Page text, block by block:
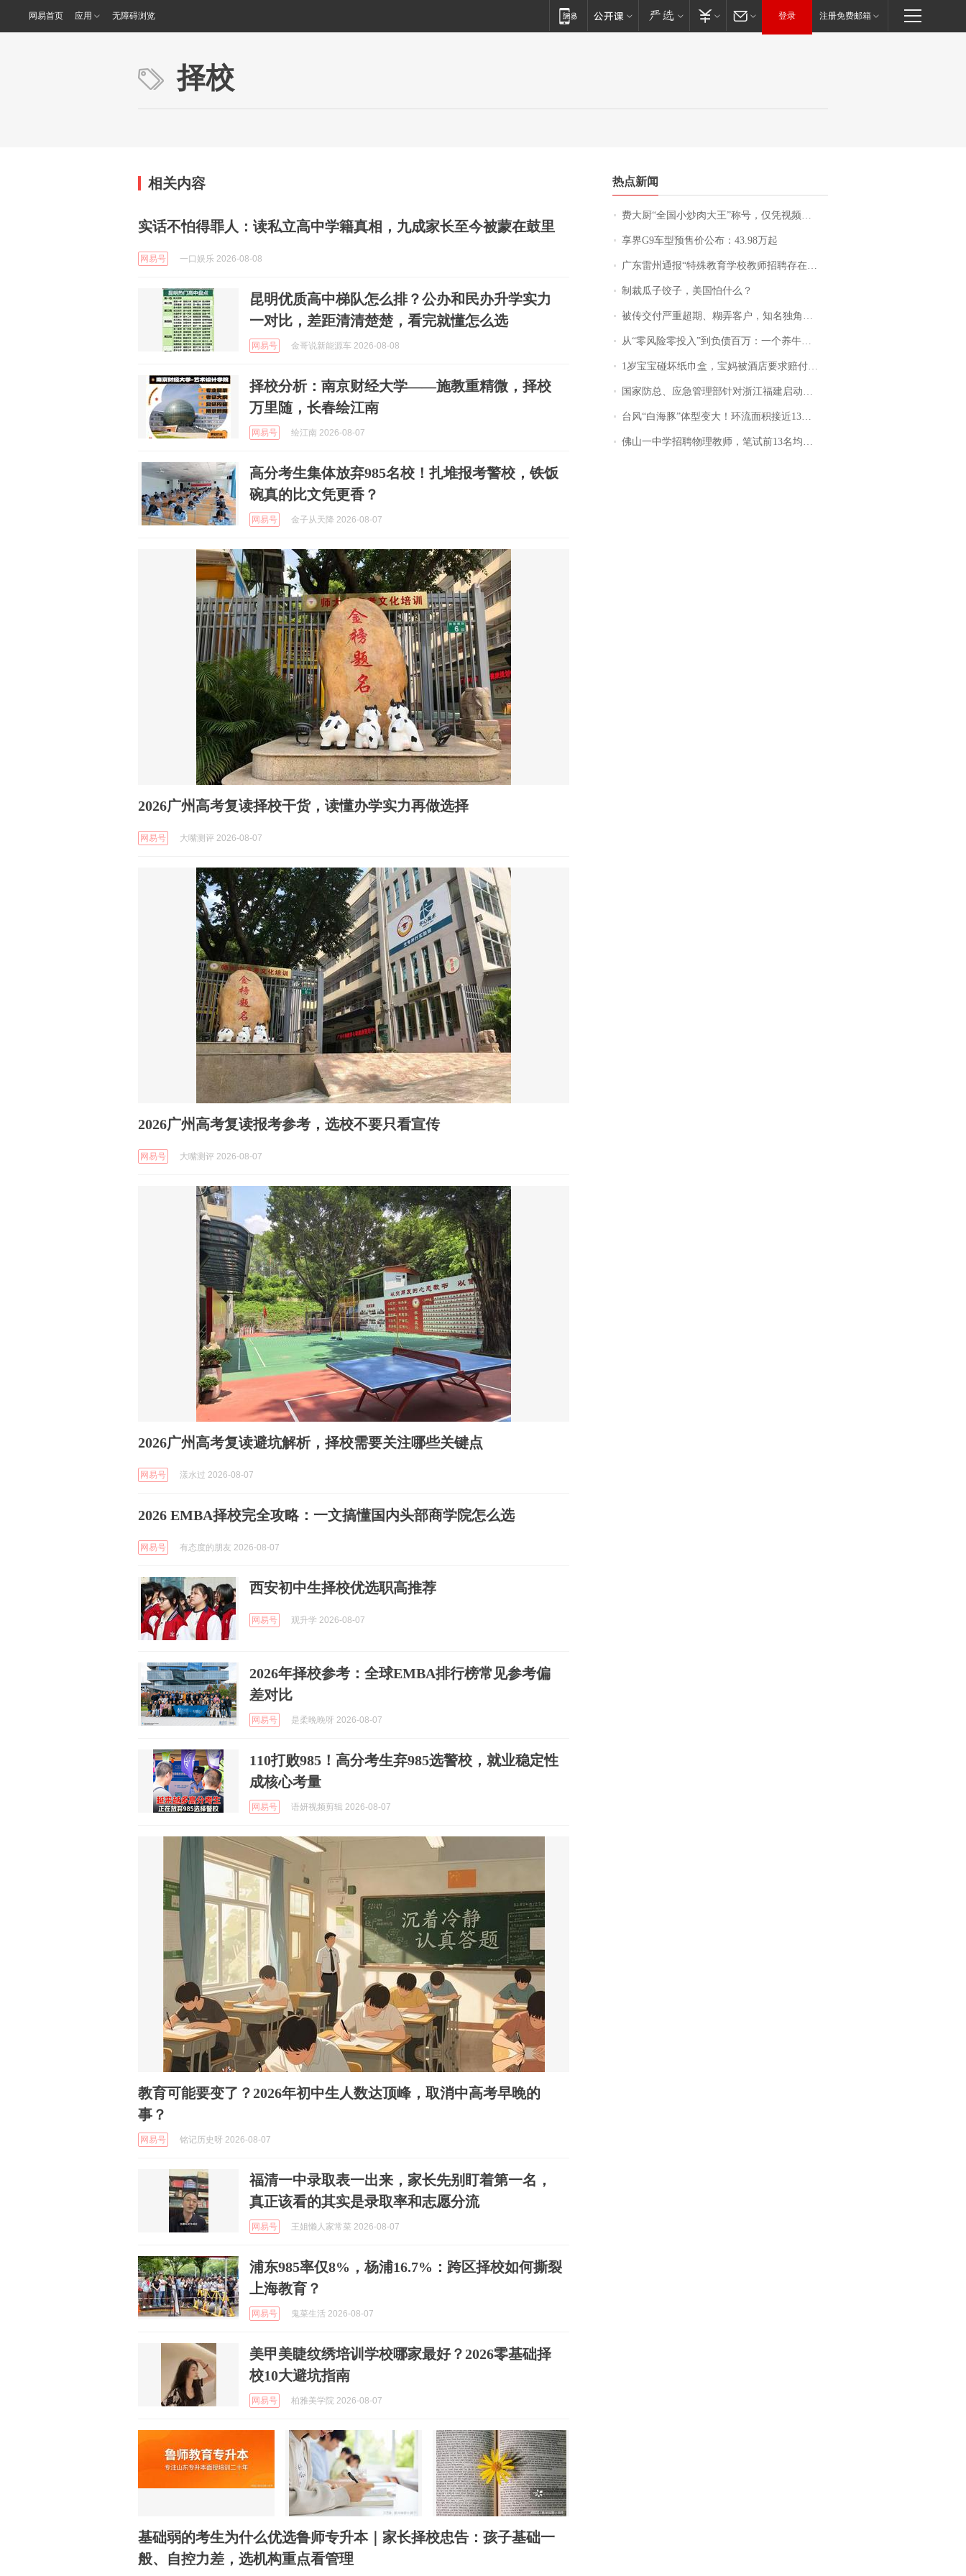
网易首页 应用 无障碍浏览 登录 注册免费邮箱
择校
相关内容
实话不怕得罪人：读私立高中学籍真相，九成家长至今被蒙在鼓里
网易号 一口娱乐 2026-08-08
昆明优质高中梯队怎么排？公办和民办升学实力
一对比，差距清清楚楚，看完就懂怎么选
网易号 金哥说新能源车 2026-08-08
择校分析：南京财经大学——施教重精微，择校
万里随，长春绘江南
网易号 绘江南 2026-08-07
高分考生集体放弃985名校！扎堆报考警校，铁饭
碗真的比文凭更香？
网易号 金子从天降 2026-08-07
2026广州高考复读择校干货，读懂办学实力再做选择
网易号 大嘴测评 2026-08-07
2026广州高考复读报考参考，选校不要只看宣传
网易号 大嘴测评 2026-08-07
2026广州高考复读避坑解析，择校需要关注哪些关键点
网易号 漾水过 2026-08-07
2026 EMBA择校完全攻略：一文搞懂国内头部商学院怎么选
网易号 有态度的朋友 2026-08-07
西安初中生择校优选职高推荐
网易号 观升学 2026-08-07
2026年择校参考：全球EMBA排行榜常见参考偏
差对比
网易号 是柔晚晚呀 2026-08-07
110打败985！高分考生弃985选警校，就业稳定性
成核心考量
网易号 语妍视频剪辑 2026-08-07
教育可能要变了？2026年初中生人数达顶峰，取消中高考早晚的
事？
网易号 铭记历史呀 2026-08-07
福清一中录取表一出来，家长先别盯着第一名，
真正该看的其实是录取率和志愿分流
网易号 王姐懒人家常菜 2026-08-07
浦东985率仅8%，杨浦16.7%：跨区择校如何撕裂
上海教育？
网易号 鬼菜生活 2026-08-07
美甲美睫纹绣培训学校哪家最好？2026零基础择
校10大避坑指南
网易号 柏雅美学院 2026-08-07
基础弱的考生为什么优选鲁师专升本｜家长择校忠告：孩子基础一
般、自控力差，选机构重点看管理
热点新闻
费大厨“全国小炒肉大王”称号，仅凭视频评出？中国烹饪协会回应
享界G9车型预售价公布：43.98万起
广东雷州通报“特殊教育学校教师招聘存在违规行为”：已启动问责程序 副校长被停职
制裁瓜子饺子，美国怕什么？
被传交付严重超期、糊弄客户，知名独角兽车企创始人回应：都没证据，将依法采取措施，“本人长期与美国交管局保持沟通，对方表示肯定”
从“零风险零投入”到负债百万：一个养牛项目崩盘后，谁该为农户的贷款买单丨红星调查
1岁宝宝碰坏纸巾盒，宝妈被酒店要求赔付924元！三亚一酒店回复：骨瓷定制！网友一查价格，吵翻了
国家防总、应急管理部针对浙江福建启动防汛防台风四级应急响应
台风“白海豚”体型变大！环流面积接近13个浙江那么大
佛山一中学招聘物理教师，笔试前13名均遭淘汰？教育局：已叫停招聘，成立调查组全面核查